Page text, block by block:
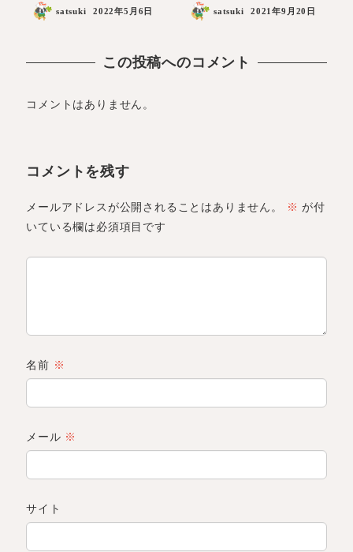
satsuki 2022年5月6日 satsuki 2021年9月20日
この投稿へのコメント
コメントはありません。
コメントを残す
メールアドレスが公開されることはありません。 ※ が付
いている欄は必須項目です
名前 ※
メール ※
サイト